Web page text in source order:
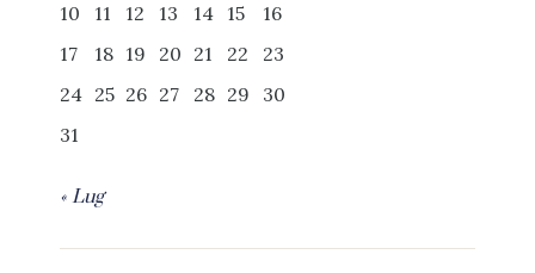
10
11 12 13 14 15
16
17
18 19 20 21 22
23
24 25 26 27 28 29
30
31
« Lug